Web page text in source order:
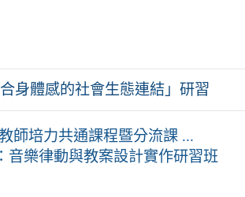
身體感的社會生態連結」研習
師培力共通課程暨分流課 ...
音樂律動與教案設計實作研習班